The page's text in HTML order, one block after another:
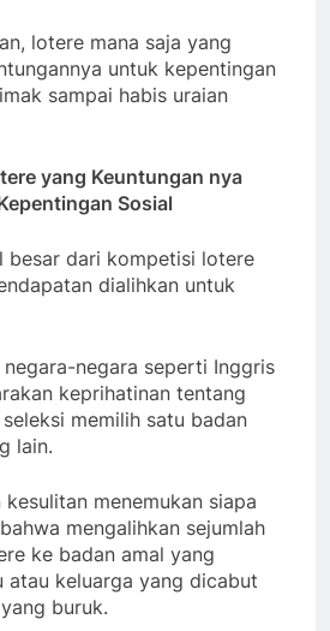
lotere mana saja yang
untuk kepentingan
sampai habis uraian
yang Keuntungan nya
Sosial
besar dari kompetisi lotere
dialihkan untuk
negara seperti Inggris
keprihatinan tentang
memilih satu badan
lain.
kesulitan menemukan siapa
mengalihkan sejumlah
ke badan amal yang
atau keluarga yang dicabut
buruk.